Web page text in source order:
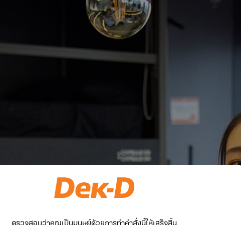
ตรวจสอบว่าคุณเป็นมนุษย์ด้วยการทำคำสั่งนี้ให้เสร็จสิ้น